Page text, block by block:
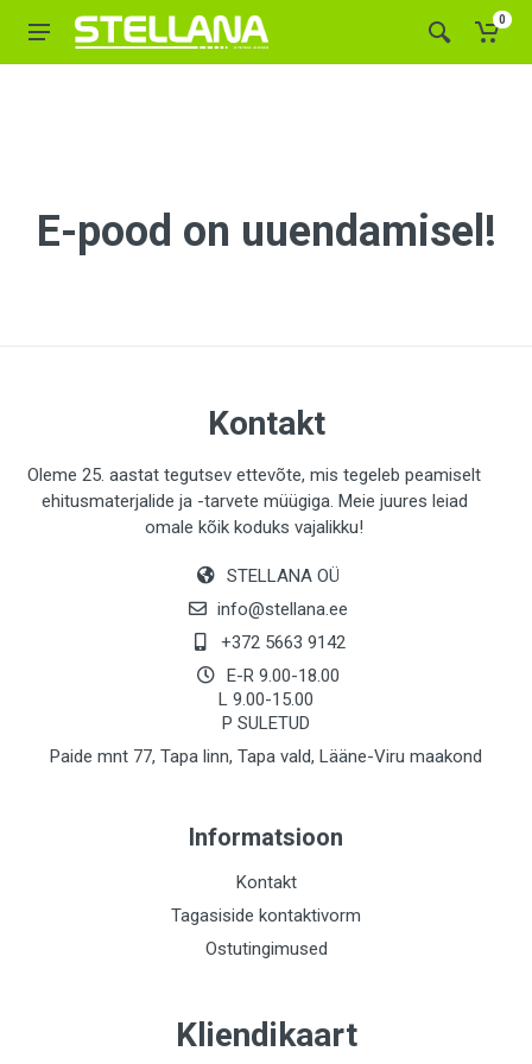
0
E-pood on uuendamisel!
Kontakt
Oleme 25. aastat tegutsev ettevõte, mis tegeleb peamiselt
ehitusmaterjalide ja -tarvete müügiga. Meie juures leiad
omale kõik koduks vajalikku!
STELLANA OÜ
info@stellana.ee
+372 5663 9142
E-R 9.00-18.00
L 9.00-15.00
P SULETUD
Paide mnt 77, Tapa linn, Tapa vald, Lääne-Viru maakond
Informatsioon
Kontakt
Tagasiside kontaktivorm
Ostutingimused
Kliendikaart